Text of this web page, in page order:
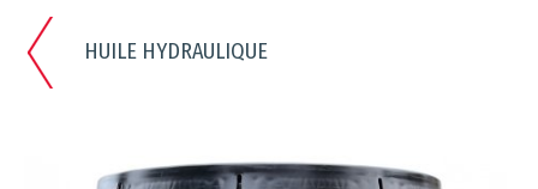
HUILE HYDRAULIQUE